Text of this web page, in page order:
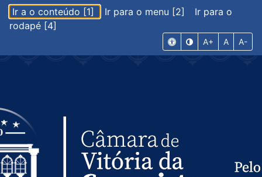
Ir a o conteúdo [1] Ir para o menu [2]
Ir para o
rodapé [4]
A+ A A-